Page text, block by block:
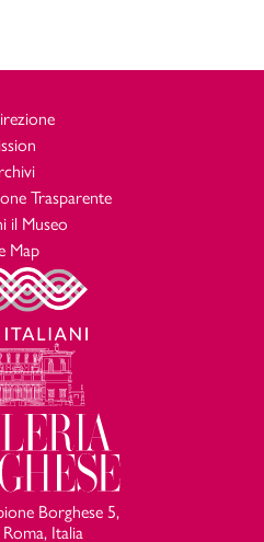
Trasparente
il Museo
Map
Borghese 5,
Italia